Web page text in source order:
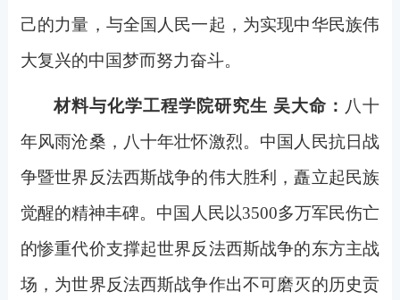
己的力量，与全国人民一起，为实现中华民族伟
大复兴的中国梦而努力奋斗。
材料与化学工程学院研究生 吴大命： 八十
年风雨沧桑，八十年壮怀激烈。中国人民抗日战
争暨世界反法西斯战争的伟大胜利，矗立起民族
觉醒的精神丰碑。中国人民以3500多万军民伤亡
的惨重代价支撑起世界反法西斯战争的东方主战
场，为世界反法西斯战争作出不可磨灭的历史贡